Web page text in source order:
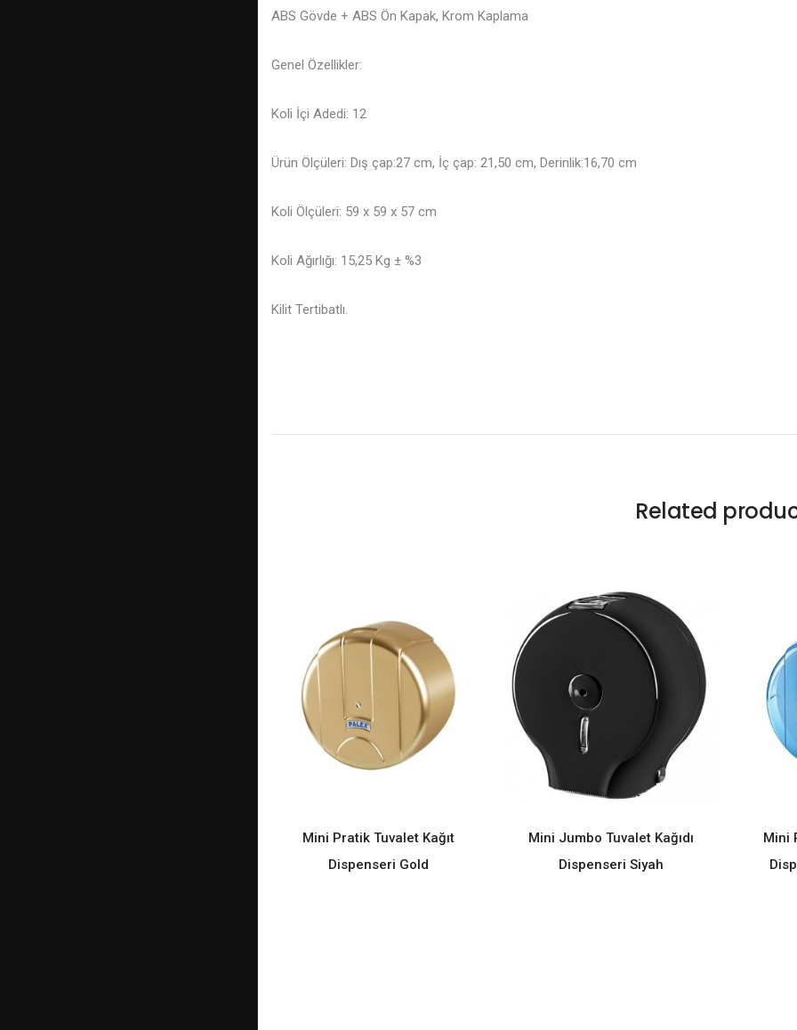
ABS Gövde + ABS Ön Kapak, Krom Kaplama
Genel Özellikler:
Koli İçi Adedi: 12
Ürün Ölçüleri: Dış çap:27 cm, İç çap: 21,50 cm, Derinlik:16,70 cm
Koli Ölçüleri: 59 x 59 x 57 cm
Koli Ağırlığı: 15,25 Kg ± %3
Kilit Tertibatlı.
Related
READ MORE
Mini Pratik Tuvalet Kağıt
Dispenseri Gold
READ MORE
Mini Jumbo Tuvalet Kağıdı
Dispenseri Siyah
Mini